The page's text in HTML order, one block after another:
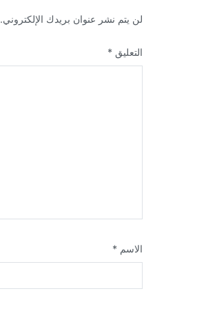
لن يتم نشر عنوان بريدك الإلكتروني.
التعليق *
الاسم *